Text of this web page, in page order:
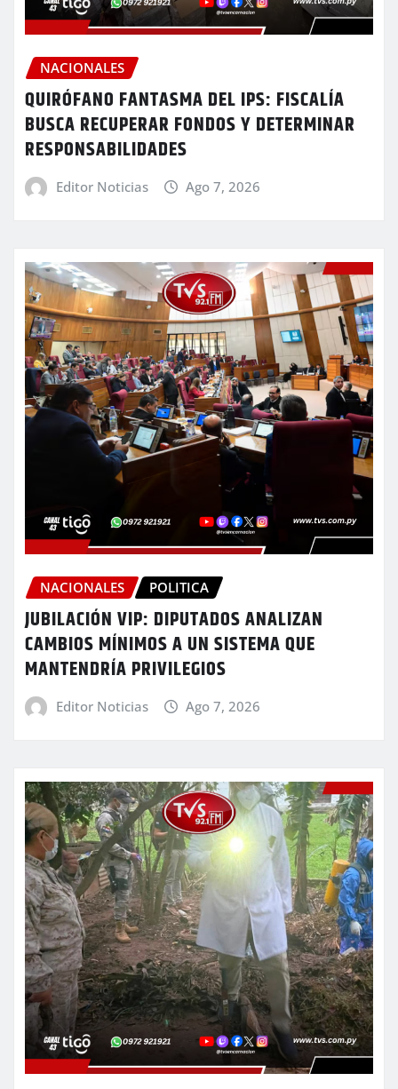
NACIONALES
QUIRÓFANO FANTASMA DEL IPS: FISCALÍA
BUSCA RECUPERAR FONDOS Y DETERMINAR
RESPONSABILIDADES
Editor Noticias Ago 7, 2026
NACIONALES POLITICA
JUBILACIÓN VIP: DIPUTADOS ANALIZAN
CAMBIOS MÍNIMOS A UN SISTEMA QUE
MANTENDRÍA PRIVILEGIOS
Editor Noticias Ago 7, 2026